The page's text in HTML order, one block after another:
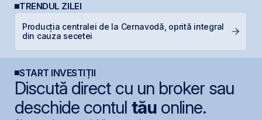
TRENDUL ZILEI
Producția centralei de la Cernavodă, oprită integral
din cauza secetei
START INVESTIȚII
Discută direct cu un broker sau
deschide contul tăuonline.